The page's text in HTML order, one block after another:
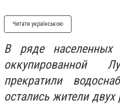
Читати українською
В ряде населенных
оккупированной
прекратили
остались жители